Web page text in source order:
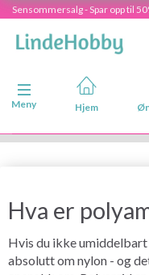
Sensommersalg - Spar opp til
Veksle navigasjon
Meny
Hjem
Hva er
Hvis du ikke
absolutt om nylon - og